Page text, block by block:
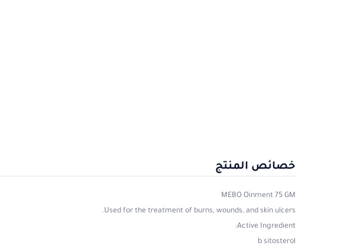
خصائص المنتج
MEBO Oinment 75 GM
Used for the treatment of burns, wounds, and skin ulcers.
Active Ingredient:
b sitosterol